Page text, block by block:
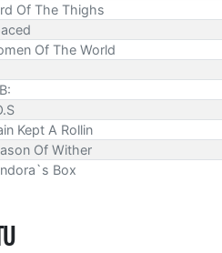
Of The Thighs
Of The World
Kept A Rollin
Of Wither
Box